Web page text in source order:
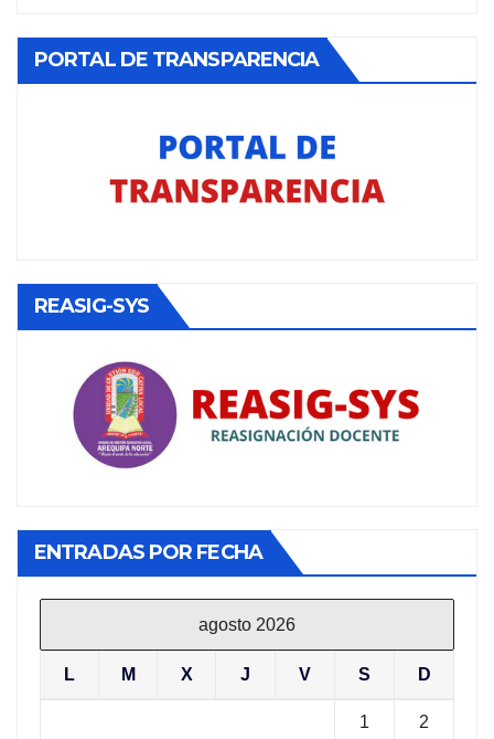
PORTAL DE TRANSPARENCIA
REASIG-SYS
ENTRADAS POR FECHA
agosto 2026
L M X J V S D
1 2